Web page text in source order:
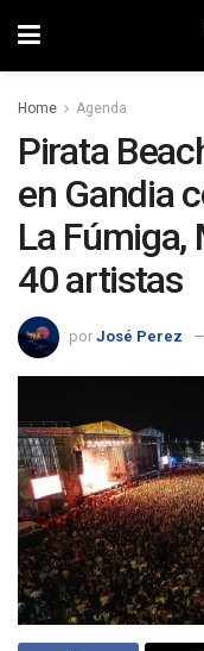
Home Agenda
Pirata
en Gandia
La Fúmiga,
40 artistas
por José Perez